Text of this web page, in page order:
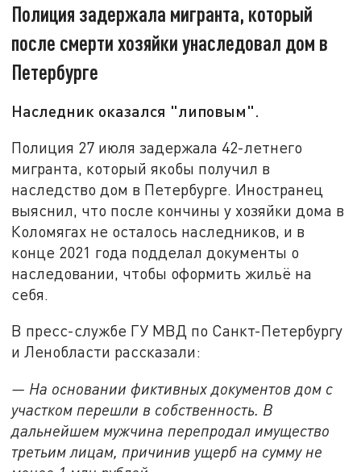
Полиция задержала мигранта, который
после смерти хозяйки унаследовал дом в
Петербурге
Наследник оказался "липовым".
Полиция 27 июля задержала 42-летнего
мигранта, который якобы получил в
наследство дом в Петербурге. Иностранец
выяснил, что после кончины у хозяйки дома в
Коломягах не осталось наследников, и в
конце 2021 года подделал документы о
наследовании, чтобы оформить жильё на
себя.
В пресс-службе ГУ МВД по Санкт-Петербургу
и Ленобласти рассказали:
— На основании фиктивных документов дом с
участком перешли в собственность. В
дальнейшем мужчина перепродал имущество
третьим лицам, причинив ущерб на сумму не